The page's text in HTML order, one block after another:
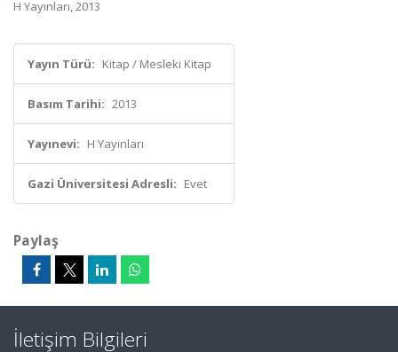
H Yayınları, 2013
Yayın Türü: Kitap / Mesleki Kitap
Basım Tarihi: 2013
Yayınevi: H Yayınları
Gazi Üniversitesi Adresli: Evet
Paylaş
İletişim Bilgileri